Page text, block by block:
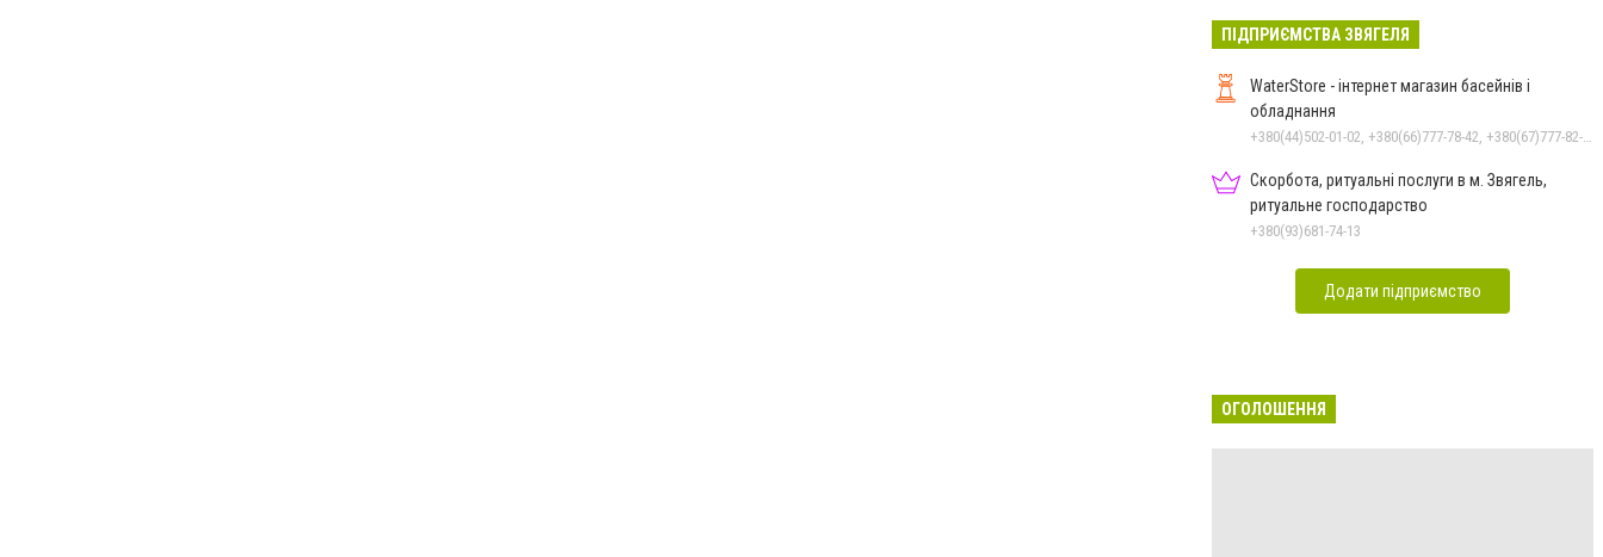
ПІДПРИЄМСТВА ЗВЯГЕЛЯ
WaterStore - інтернет магазин басейнів і
обладнання
+380(44)502-01-02, +380(66)777-78-42, +380(67)777-82-19, +380(67)890-80-80, +380(73)890-80-80, +380(44)502-01-03
Скорбота, ритуальні послуги в м. Звягель,
ритуальне господарство
+380(93)681-74-13
Додати підприємство
ОГОЛОШЕННЯ